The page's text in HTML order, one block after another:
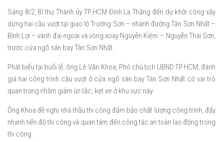
Sáng 8/2, Bí thư Thành ủy TP.HCM Đinh La Thăng đến dự khởi công xây
dựng hai cầu vượt tại giao lộ Trường Sơn – nhánh đường Tân Sơn Nhất –
Bình Lợi – vành đai ngoài và vòng xoay Nguyễn Kiệm – Nguyễn Thái Sơn,
trước cửa ngõ sân bay Tân Sơn Nhất.
Phát biểu tại buổi lễ, ông Lê Văn Khoa, Phó chủ tịch UBND TP.HCM, đánh
giá hai công trình cầu vượt ở cửa ngõ sân bay Tân Sơn Nhất có vai trò
quan trọng nhằm giảm ùn tắc, kẹt xe ở khu vực này.
Ông Khoa đề nghị nhà thầu thi công đảm bảo chất lượng công trình, đẩy
nhanh tiến độ thi công và quan tâm đến công tác an toàn lao động trong
thi công.